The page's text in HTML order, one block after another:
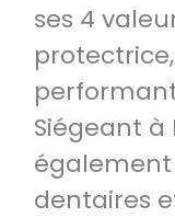
ses 4
Siégeant à
également
dentaires